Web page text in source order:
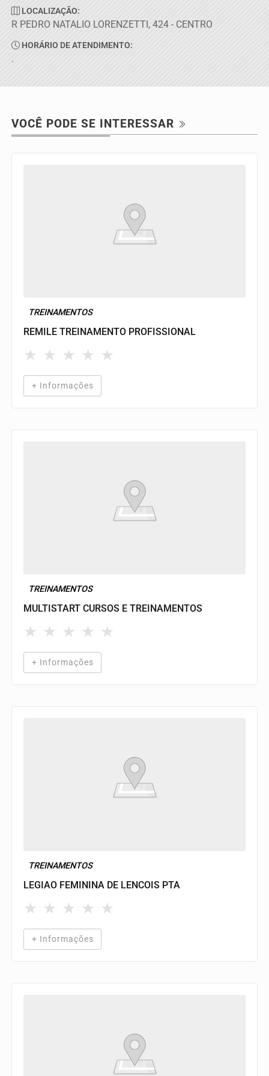
LOCALIZAÇÃO:
R PEDRO NATALIO LORENZETTI, 424 - CENTRO
HORÁRIO DE ATENDIMENTO:
.
VOCÊ PODE SE INTERESSAR
TREINAMENTOS
REMILE TREINAMENTO PROFISSIONAL
★ ★ ★ ★ ★
+ Informações
TREINAMENTOS
MULTISTART CURSOS E TREINAMENTOS
★ ★ ★ ★ ★
+ Informações
TREINAMENTOS
LEGIAO FEMININA DE LENCOIS PTA
★ ★ ★ ★ ★
+ Informações